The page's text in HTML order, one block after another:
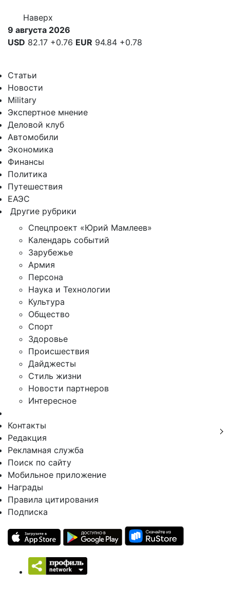
Наверх
9 августа 2026
USD 82.17 +0.76 EUR 94.84 +0.78
Статьи
Новости
Military
Экспертное мнение
Деловой клуб
Автомобили
Экономика
Финансы
Политика
Путешествия
ЕАЭС
Другие рубрики
Спецпроект «Юрий Мамлеев»
Календарь событий
Зарубежье
Армия
Персона
Наука и Технологии
Культура
Общество
Спорт
Здоровье
Происшествия
Дайджесты
Стиль жизни
Новости партнеров
Интересное
Контакты
Редакция
Рекламная служба
Поиск по сайту
Мобильное приложение
Награды
Правила цитирования
Подписка